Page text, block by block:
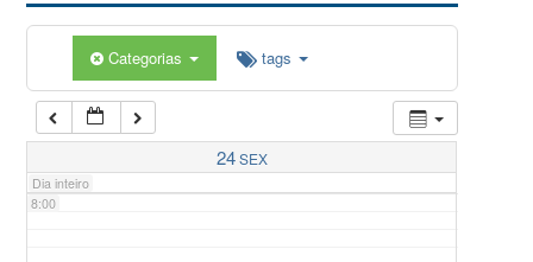
Categorias tags
24SEX
Dia inteiro
7:00
8:00